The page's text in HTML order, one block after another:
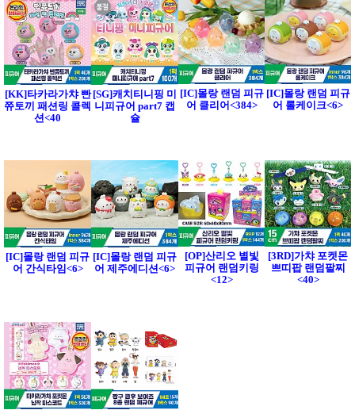
[KK]타카라가챠 빤
쮸토끼 패션링 콜렉
션<40
[SG]캐치티니핑 미
니피규어 part7 캡
슐
[IC]몰랑 랜덤 피규
어 클리어<384>
[IC]몰랑 랜덤 피규
어 롤케이크<6>
[IC]몰랑 랜덤 피규
어 간식타임<6>
[IC]몰랑 랜덤 피규
어 제주에디션<6>
[OP]산리오 별빛
피규어 랜덤키링
<12>
[3RD]가챠 포켓몬
쁘띠팝 랜덤팔찌
<40>